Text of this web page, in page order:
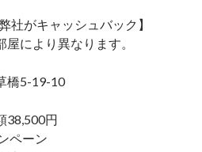
社がキャッシュバック】
により異なります。
5-19-10
38,500円
ペーン